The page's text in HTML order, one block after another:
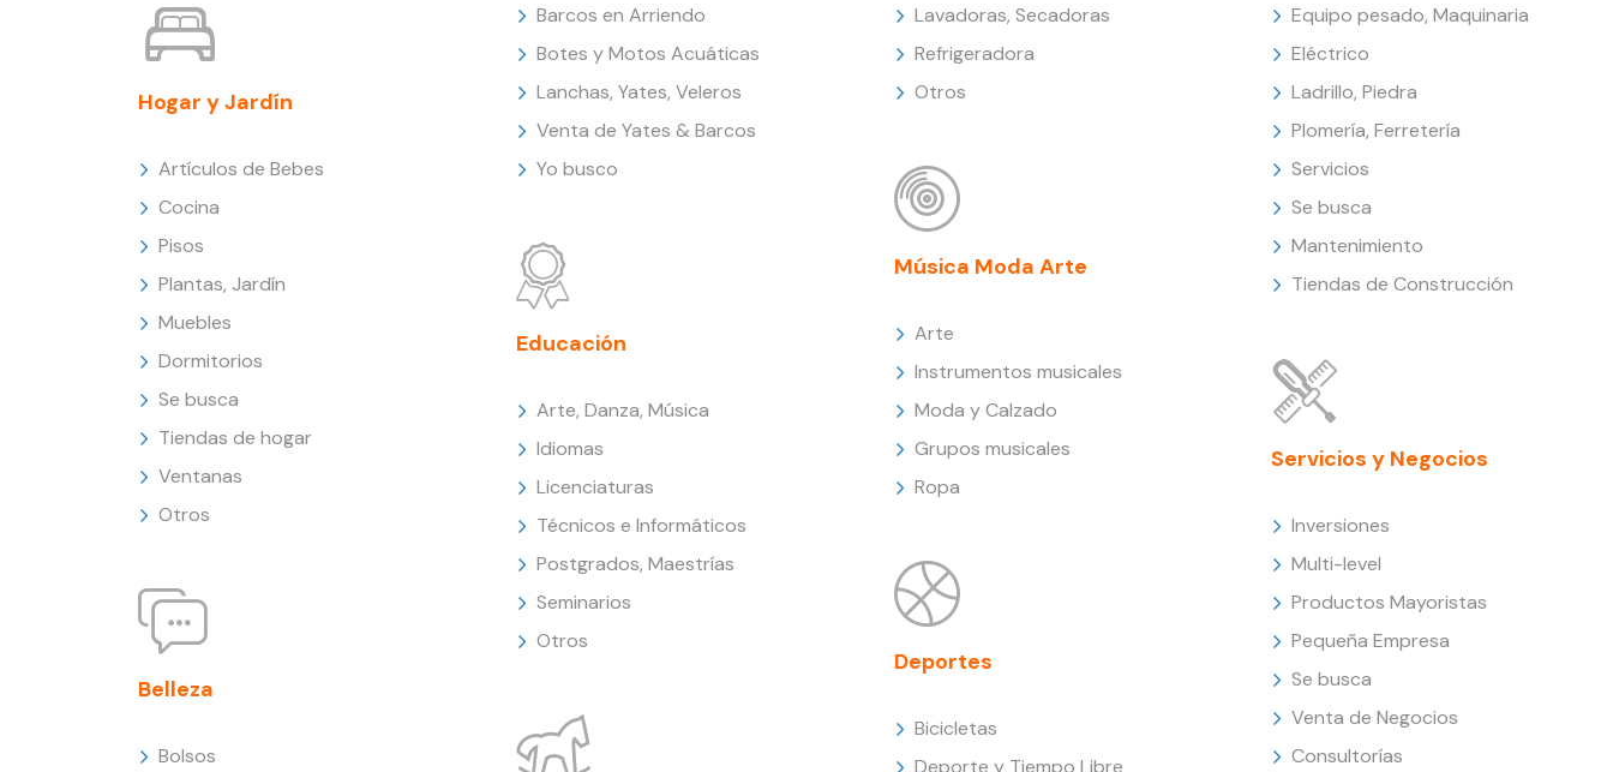
Hogar y Jardín
Artículos de Bebes
Cocina
Pisos
Plantas, Jardín
Muebles
Dormitorios
Se busca
Tiendas de hogar
Ventanas
Otros
Belleza
Bolsos
Barcos en Arriendo
Botes y Motos Acuáticas
Lanchas, Yates, Veleros
Venta de Yates & Barcos
Yo busco
Educación
Arte, Danza, Música
Idiomas
Licenciaturas
Técnicos e Informáticos
Postgrados, Maestrías
Seminarios
Otros
Lavadoras, Secadoras
Refrigeradora
Otros
Música Moda Arte
Arte
Instrumentos musicales
Moda y Calzado
Grupos musicales
Ropa
Deportes
Bicicletas
Deporte y Tiempo Libre
Equipo pesado, Maquinaria
Eléctrico
Ladrillo, Piedra
Plomería, Ferretería
Servicios
Se busca
Mantenimiento
Tiendas de Construcción
Servicios y Negocios
Inversiones
Multi-level
Productos Mayoristas
Pequeña Empresa
Se busca
Venta de Negocios
Consultorías